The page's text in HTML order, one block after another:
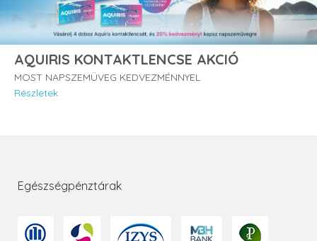
AQUIRIS KONTAKTLENCSE AKCIÓ
MOST NAPSZEMÜVEG KEDVEZMÉNNYEL
Részletek
Egészségpénztárak